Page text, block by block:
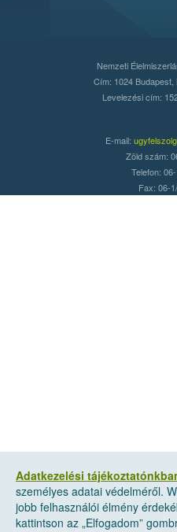
Adatkezelési
személyes adatai védelméről.
jobb felhasználói élmény
kattintson az „Elfogadom”
Nemzeti
Cím: 1024 Budapest,
Levelezési cím:
E-mail:
Zöld szám:
Telefon:
Fax: 06-